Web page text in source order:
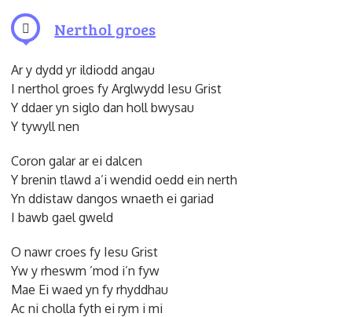
Nerthol groes
Ar y dydd yr ildiodd angau
I nerthol groes fy Arglwydd Iesu Grist
Y ddaer yn siglo dan holl bwysau
Y tywyll nen
Coron galar ar ei dalcen
Y brenin tlawd a’i wendid oedd ein nerth
Yn ddistaw dangos wnaeth ei gariad
I bawb gael gweld
O nawr croes fy Iesu Grist
Yw y rheswm ’mod i’n fyw
Mae Ei waed yn fy rhyddhau
Ac ni cholla fyth ei rym i mi